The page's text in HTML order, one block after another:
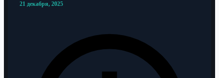
21 декабря, 2025